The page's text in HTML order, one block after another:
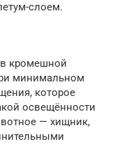
слоем.
кромешной
минимальном
которое
освещённости
— хищник,